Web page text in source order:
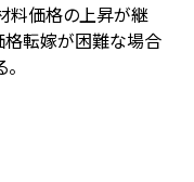
料価格の上昇が継
格転嫁が困難な場合